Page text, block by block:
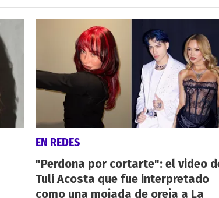
EN REDES
"Perdona por cortarte": el video
Tuli Acosta que fue interpretado
como una mojada de oreja a La